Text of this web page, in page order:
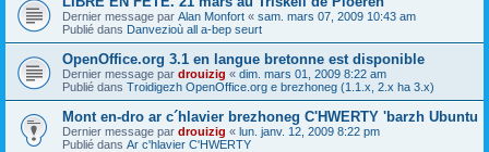
Dernier message par Alan Monfort « sam. mars 07, 2009 10:43 am
Publié dans Danvezioù all a-bep seurt
OpenOffice.org 3.1 en langue bretonne est disponible
Dernier message par drouizig « dim. mars 01, 2009 8:22 am
Publié dans Troidigezh OpenOffice.org e brezhoneg (1.1.x, 2.x ha 3.x)
Mont en-dro ar c´hlavier brezhoneg C'HWERTY 'barzh Ubuntu
Dernier message par drouizig « lun. janv. 12, 2009 8:22 pm
Publié dans Ar c'hlavier C'HWERTY